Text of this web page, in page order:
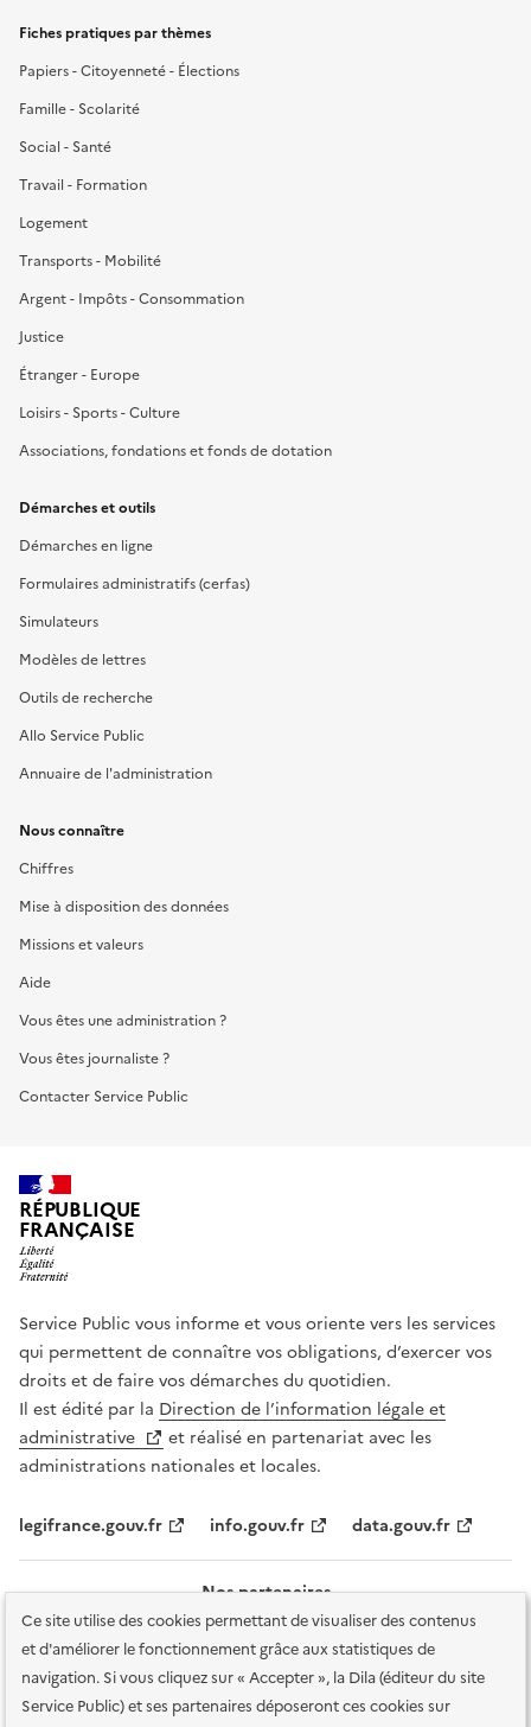
Ce site utilise des cookies permettant de visualiser des contenus
et d'améliorer le fonctionnement grâce aux statistiques de
navigation. Si vous cliquez sur « Accepter », la Dila (éditeur du site
Service Public) et ses partenaires déposeront ces cookies sur
Fiches pratiques par thèmes
Papiers - Citoyenneté - Élections
Famille - Scolarité
Social - Santé
Travail - Formation
Logement
Transports - Mobilité
Argent - Impôts - Consommation
Justice
Étranger - Europe
Loisirs - Sports - Culture
Associations, fondations et fonds de dotation
Démarches et outils
Démarches en ligne
Formulaires administratifs (cerfas)
Simulateurs
Modèles de lettres
Outils de recherche
Allo Service Public
Annuaire de l'administration
Nous connaître
Chiffres
Mise à disposition des données
Missions et valeurs
Aide
Vous êtes une administration ?
Vous êtes journaliste ?
Contacter Service Public
RÉPUBLIQUE
FRANÇAISE
Service Public vous informe et vous oriente vers les services
qui permettent de connaître vos obligations, d’exercer vos
droits et de faire vos démarches du quotidien.
Il est édité par la Direction de l’information légale et
administrative
et réalisé en partenariat avec les
administrations nationales et locales.
legifrance.gouv.fr info.gouv.fr data.gouv.fr
Nos partenaires